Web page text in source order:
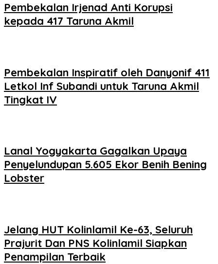
Pembekalan Irjenad Anti Korupsi
kepada 417 Taruna Akmil
Pembekalan Inspiratif oleh Danyonif 411
Letkol Inf Subandi untuk Taruna Akmil
Tingkat IV
Lanal Yogyakarta Gagalkan Upaya
Penyelundupan 5.605 Ekor Benih Bening
Lobster
Jelang HUT Kolinlamil Ke-63, Seluruh
Prajurit Dan PNS Kolinlamil Siapkan
Penampilan Terbaik